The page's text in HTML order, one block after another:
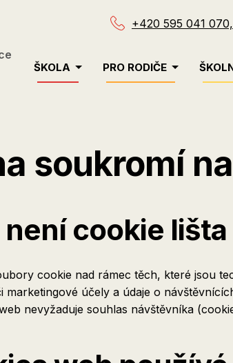
+420 595 041
Menu
ŠKOLA PRO RODIČE
soukromí
cookie lišta
cookie nad rámec těch, které jsou
účely a údaje o
nevyžaduje souhlas návštěvníka